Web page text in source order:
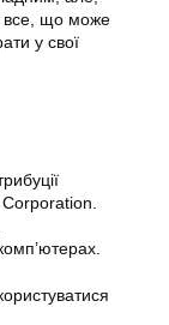
все, що може
у свої